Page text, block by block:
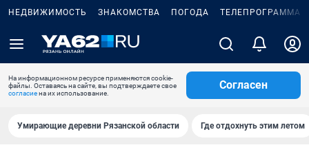
НЕДВИЖИМОСТЬ ЗНАКОМСТВА ПОГОДА ТЕЛЕПРОГРАММА
На информационном ресурсе применяются cookie-
файлы. Оставаясь на сайте, вы подтверждаете свое
согласиена их использование.
Согласен
Умирающие деревни Рязанской области Где отдохнуть этим летом